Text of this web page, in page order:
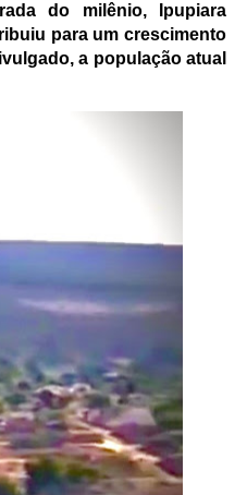
do milênio, Ipupiara
para um crescimento
a população atual